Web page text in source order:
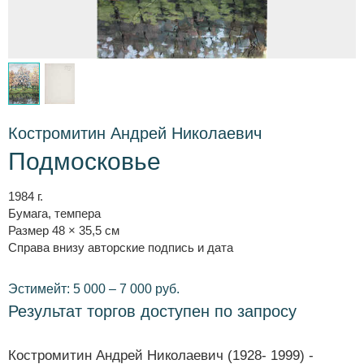
Костромитин Андрей Николаевич
Подмосковье
1984 г.
Бумага, темпера
Размер 48 × 35,5 см
Справа внизу авторские подпись и дата
Эстимейт: 5 000 – 7 000 руб.
Результат торгов доступен по запросу
Костромитин Андрей Николаевич (1928- 1999) -